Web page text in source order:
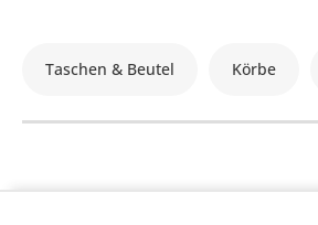
Taschen & Beutel Körbe